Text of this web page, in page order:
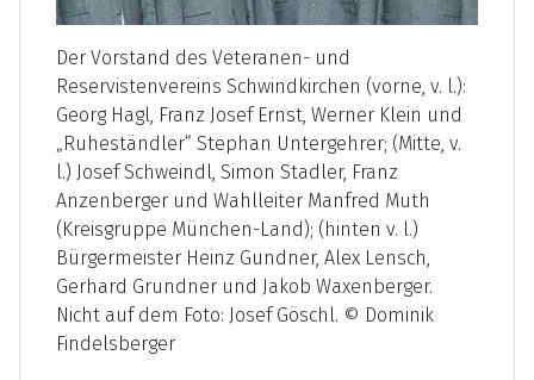
Der Vorstand des Veteranen- und
Reservistenvereins Schwindkirchen (vorne, v. l.):
Georg Hagl, Franz Josef Ernst, Werner Klein und
„Ruheständler“ Stephan Untergehrer; (Mitte, v.
l.) Josef Schweindl, Simon Stadler, Franz
Anzenberger und Wahlleiter Manfred Muth
(Kreisgruppe München-Land); (hinten v. l.)
Bürgermeister Heinz Gundner, Alex Lensch,
Gerhard Grundner und Jakob Waxenberger.
Nicht auf dem Foto: Josef Göschl. © Dominik
Findelsberger